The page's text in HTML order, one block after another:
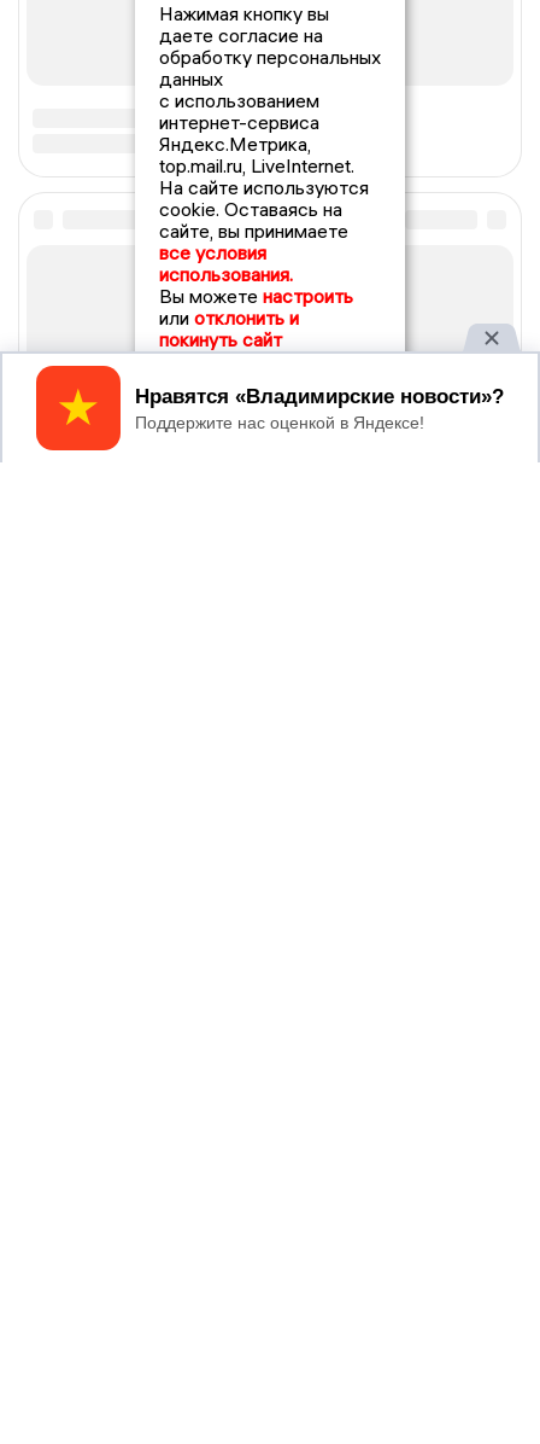
Нажимая кнопку вы
даете согласие на
обработку персональных
данных
с использованием
интернет-сервиса
Яндекс.Метрика,
top.mail.ru, LiveInternet.
На сайте используются
cookie. Оставаясь на
сайте, вы принимаете
все условия
использования.
Вы можете настроить
или отклонить и
покинуть сайт
Принять